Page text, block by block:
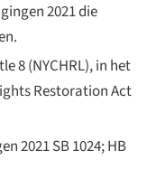
2021 die
8 (NYCHRL), in het
Restoration Act
2021 SB 1024; HB